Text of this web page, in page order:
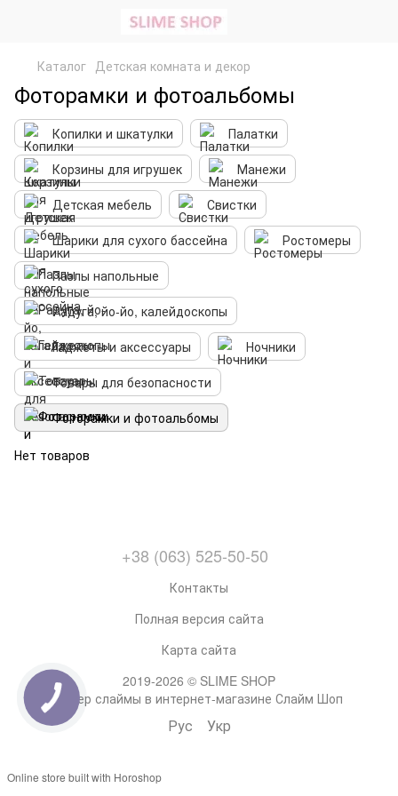
Каталог Детская комната и декор
Фоторамки и фотоальбомы
Копилки и шкатулки
Палатки
Корзины для игрушек
Манежи
Детская мебель
Свистки
Шарики для сухого бассейна
Ростомеры
Пазлы напольные
Радуга, йо-йо, калейдоскопы
Гаджеты и аксессуары
Ночники
Товары для безопасности
Фоторамки и фотоальбомы
Нет товаров
+38 (063) 525-50-50
Контакты
Полная версия сайта
Карта сайта
2019-2026 © SLIME SHOP
Супер слаймы в интернет-магазине Слайм Шоп
Рус Укр
Online store built with Horoshop